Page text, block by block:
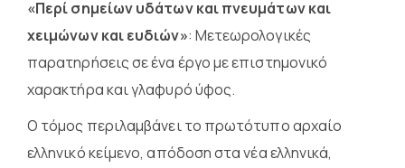
«Περί σημείων υδάτων και πνευμάτων και
χειμώνων και ευδιών»: Μετεωρολογικές
παρατηρήσεις σε ένα έργο με επιστημονικό
χαρακτήρα και γλαφυρό ύφος.
Ο τόμος περιλαμβάνει το πρωτότυπο αρχαίο
ελληνικό κείμενο, απόδοση στα νέα ελληνικά,